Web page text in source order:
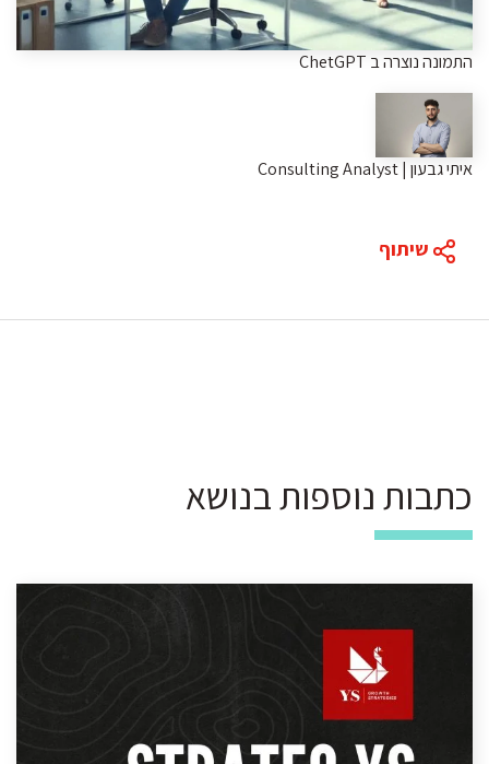
התמונה נוצרה ב ChetGPT
איתי גבעון | Consulting Analyst
כתבות נוספות בנושא